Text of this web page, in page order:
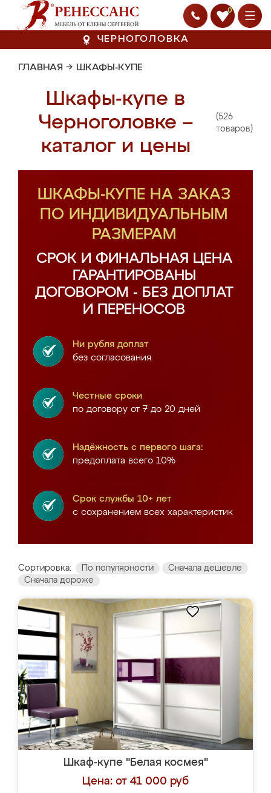
0
ЧЕРНОГОЛОВКА
ГЛАВНАЯ → ШКАФЫ-КУПЕ
Шкафы-купе в
Черноголовке –
каталог и цены
(526
товаров)
ШКАФЫ-КУПЕ НА ЗАКАЗ
ПО ИНДИВИДУАЛЬНЫМ
РАЗМЕРАМ
СРОК И ФИНАЛЬНАЯ ЦЕНА
ГАРАНТИРОВАНЫ
ДОГОВОРОМ - БЕЗ ДОПЛАТ
И ПЕРЕНОСОВ
Ни рубля доплат
без согласования
Честные сроки
по договору от 7 до 20 дней
Надёжность с первого шага:
предоплата всего 10%
Срок службы 10+ лет
с сохранением всех характеристик
Сортировка: По популярности
Сначала дешевле
Сначала дороже
Шкаф-купе "Белая космея"
Цена: от 41 000 руб